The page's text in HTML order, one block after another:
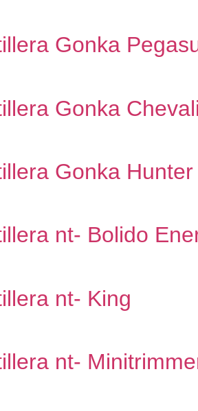
Gonka
Gonka
Gonka Hunter
nt- Bolido
nt- King
nt-